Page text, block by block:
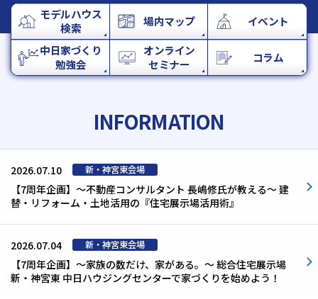
モデルハウス
検索
場内マップ
イベント
中日家づくり
勉強会
オンライン
セミナー
コラム
INFORMATION
2026.07.10
【7周年企画】～不動産コンサルタント 長嶋修氏が教える～ 建
替・リフォーム・土地活用の『住宅展示場活用術』
2026.07.04
【7周年企画】～家族の数だけ、家がある。～ 総合住宅展示場
新・神宮東 中日ハウジングセンターで家づくりを始めよう！